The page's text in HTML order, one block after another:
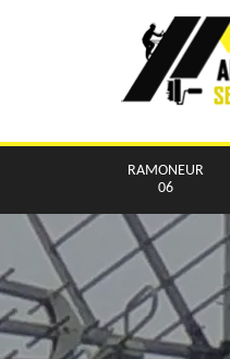
RAMONEUR
06